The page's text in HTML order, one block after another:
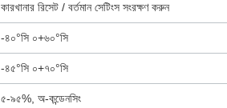
কারখানার রিসেট / বর্তমান সেটিংস সংরক্ষণ করুন
-৪০°সি ০+৬০°সি
-৪৫°সি ০+৭০°সি
৫-৯৫%, অ-কন্ডেনসিং